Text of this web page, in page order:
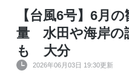
【台風6号】6月
量 水田や海岸の
も 大分
2026年06月03日 19:30更新